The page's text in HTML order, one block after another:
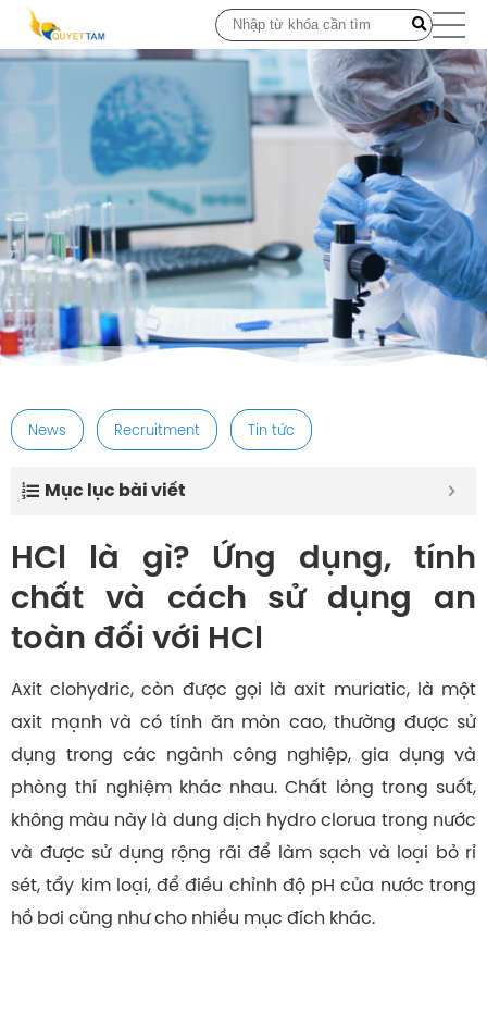
post
News Recruitment Tin tức
Mục lục bài viết
HCl là gì? Ứng dụng, tính
chất và cách sử dụng an
toàn đối với HCl
Axit clohydric, còn được gọi là axit muriatic, là một
axit mạnh và có tính ăn mòn cao, thường được sử
dụng trong các ngành công nghiệp, gia dụng và
phòng thí nghiệm khác nhau. Chất lỏng trong suốt,
không màu này là dung dịch hydro clorua trong nước
và được sử dụng rộng rãi để làm sạch và loại bỏ rỉ
sét, tẩy kim loại, để điều chỉnh độ pH của nước trong
hồ bơi cũng như cho nhiều mục đích khác.